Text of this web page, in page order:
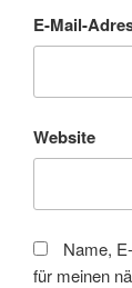
E-Mail-
Website
Name,
für meinen